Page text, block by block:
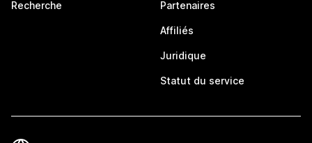
Recherche Partenaires
Affiliés
Juridique
Statut du service